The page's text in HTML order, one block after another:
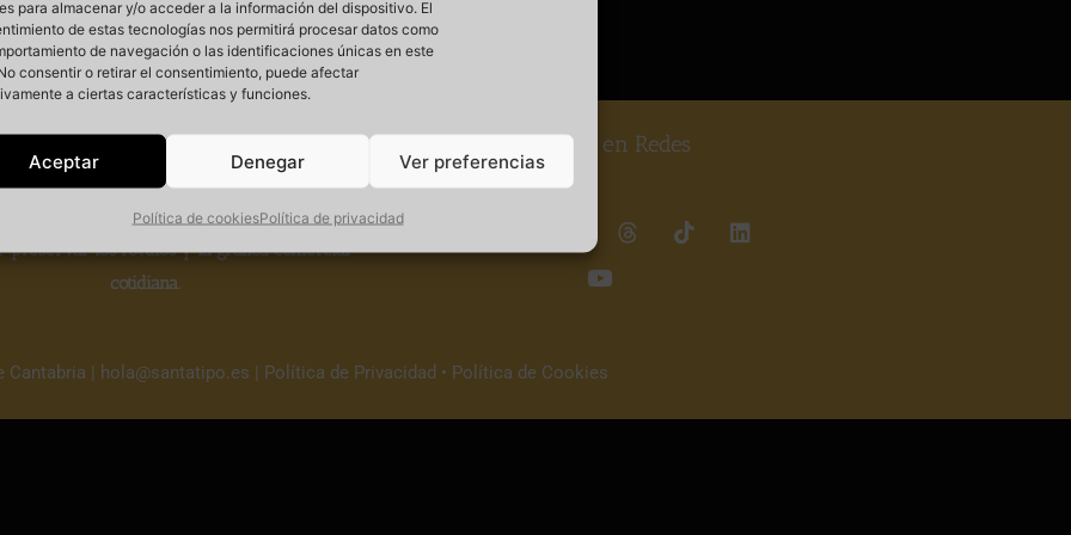
para almacenar y/o acceder a la información del dispositivo. El
de estas tecnologías nos permitirá procesar datos como
de navegación o las identificaciones únicas en este
consentir o retirar el consentimiento, puede afectar
a ciertas características y funciones.
Aceptar Denegar Ver preferencias
Política de cookiesPolítica de privacidad
proyecto cultural sin ánimo de lucro que
preservar los rótulos y la gráfica comercial
cotidiana.
Siguenos en Redes
Cantabria | hola@santatipo.es | Política de Privacidad • Política de Cookies